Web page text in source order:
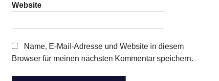
Website
Name, E-Mail-Adresse und Website in diesem
Browser für meinen nächsten Kommentar speichern.